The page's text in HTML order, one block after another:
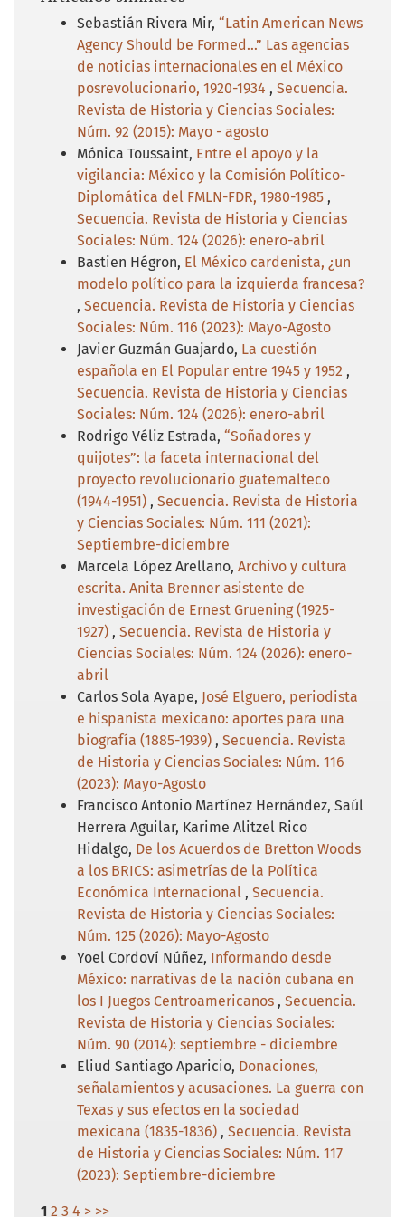
Sebastián Rivera Mir, “Latin American News
Agency Should be Formed…” Las agencias
de noticias internacionales en el México
posrevolucionario, 1920-1934 , Secuencia.
Revista de Historia y Ciencias Sociales:
Núm. 92 (2015): Mayo - agosto
Mónica Toussaint, Entre el apoyo y la
vigilancia: México y la Comisión Político-
Diplomática del FMLN-FDR, 1980-1985 ,
Secuencia. Revista de Historia y Ciencias
Sociales: Núm. 124 (2026): enero-abril
Bastien Hégron, El México cardenista, ¿un
modelo político para la izquierda francesa?
, Secuencia. Revista de Historia y Ciencias
Sociales: Núm. 116 (2023): Mayo-Agosto
Javier Guzmán Guajardo, La cuestión
española en El Popular entre 1945 y 1952 ,
Secuencia. Revista de Historia y Ciencias
Sociales: Núm. 124 (2026): enero-abril
Rodrigo Véliz Estrada, “Soñadores y
quijotes”: la faceta internacional del
proyecto revolucionario guatemalteco
(1944-1951) , Secuencia. Revista de Historia
y Ciencias Sociales: Núm. 111 (2021):
Septiembre-diciembre
Marcela López Arellano, Archivo y cultura
escrita. Anita Brenner asistente de
investigación de Ernest Gruening (1925-
1927) , Secuencia. Revista de Historia y
Ciencias Sociales: Núm. 124 (2026): enero-
abril
Carlos Sola Ayape, José Elguero, periodista
e hispanista mexicano: aportes para una
biografía (1885-1939) , Secuencia. Revista
de Historia y Ciencias Sociales: Núm. 116
(2023): Mayo-Agosto
Francisco Antonio Martínez Hernández, Saúl
Herrera Aguilar, Karime Alitzel Rico
Hidalgo, De los Acuerdos de Bretton Woods
a los BRICS: asimetrías de la Política
Económica Internacional , Secuencia.
Revista de Historia y Ciencias Sociales:
Núm. 125 (2026): Mayo-Agosto
Yoel Cordoví Núñez, Informando desde
México: narrativas de la nación cubana en
los I Juegos Centroamericanos , Secuencia.
Revista de Historia y Ciencias Sociales:
Núm. 90 (2014): septiembre - diciembre
Eliud Santiago Aparicio, Donaciones,
señalamientos y acusaciones. La guerra con
Texas y sus efectos en la sociedad
mexicana (1835-1836) , Secuencia. Revista
de Historia y Ciencias Sociales: Núm. 117
(2023): Septiembre-diciembre
1 2 3 4 > >>